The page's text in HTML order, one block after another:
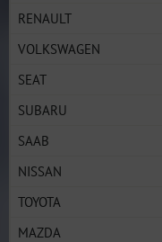
RENAULT
VOLKSWAGEN
SEAT
SUBARU
SAAB
NISSAN
TOYOTA
MAZDA